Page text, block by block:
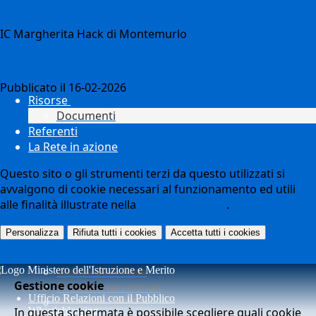
Risorse
Documenti
Referenti
La Rete in azione
Ultime della Rete
Iniziative territoriali
Azioni per la Rete
IC Margherita Hack di Montemurlo
Pubblicato il 16-02-2026
Questo sito o gli strumenti terzi da questo utilizzati si
avvalgono di cookie necessari al funzionamento ed utili
alle finalità illustrate nella
.
Personalizza Rifiuta tutti i cookies Accetta tutti i cookies
Gestione cookie
In questa schermata è possibile scegliere quali cookie
Ufficio Relazioni con il Pubblico
Whistleblowing